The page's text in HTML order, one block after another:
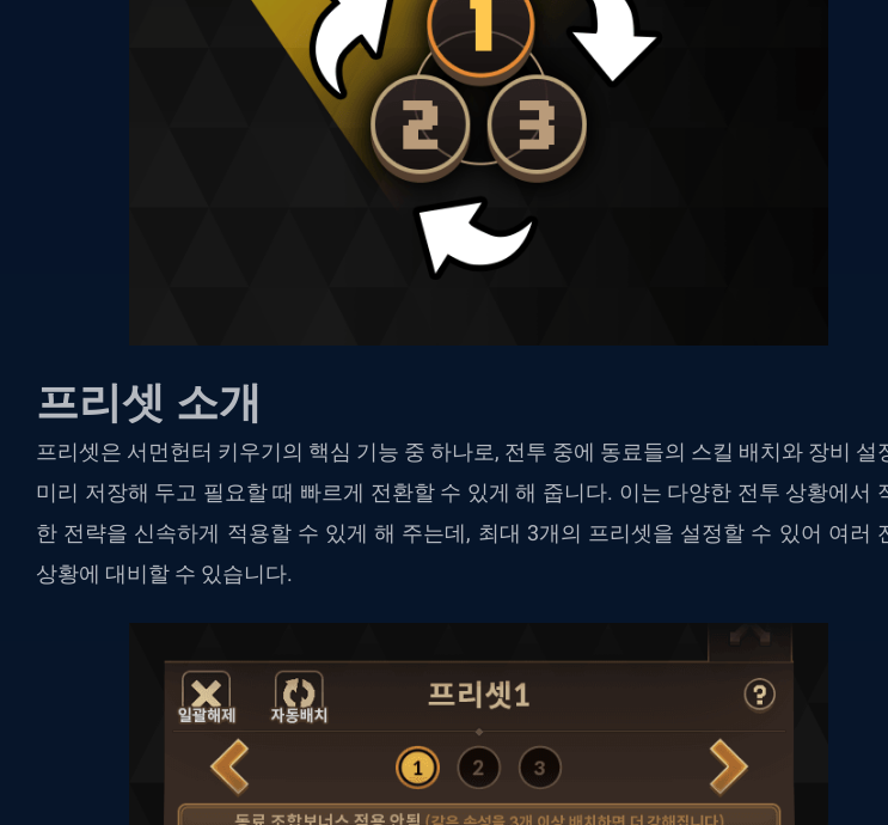
프리셋 소개
프리셋은 서먼헌터 키우기의 핵심 기능 중 하나로, 전투 중에 동료들의 스킬 배치와 장비 설
미리 저장해 두고 필요할 때 빠르게 전환할 수 있게 해 줍니다. 이는 다양한 전투 상황에서
한 전략을 신속하게 적용할 수 있게 해 주는데, 최대 3개의 프리셋을 설정할 수 있어 여러
상황에 대비할 수 있습니다.